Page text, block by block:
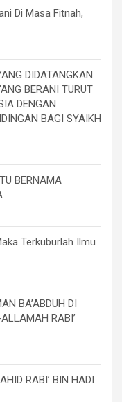
Di Masa Fitnah,
DIDATANGKAN
BERANI TURUT
DENGAN
BAGI SYAIKH
BERNAMA
Terkuburlah Ilmu
BA’ABDUH DI
RABI’
RABI’ BIN HADI